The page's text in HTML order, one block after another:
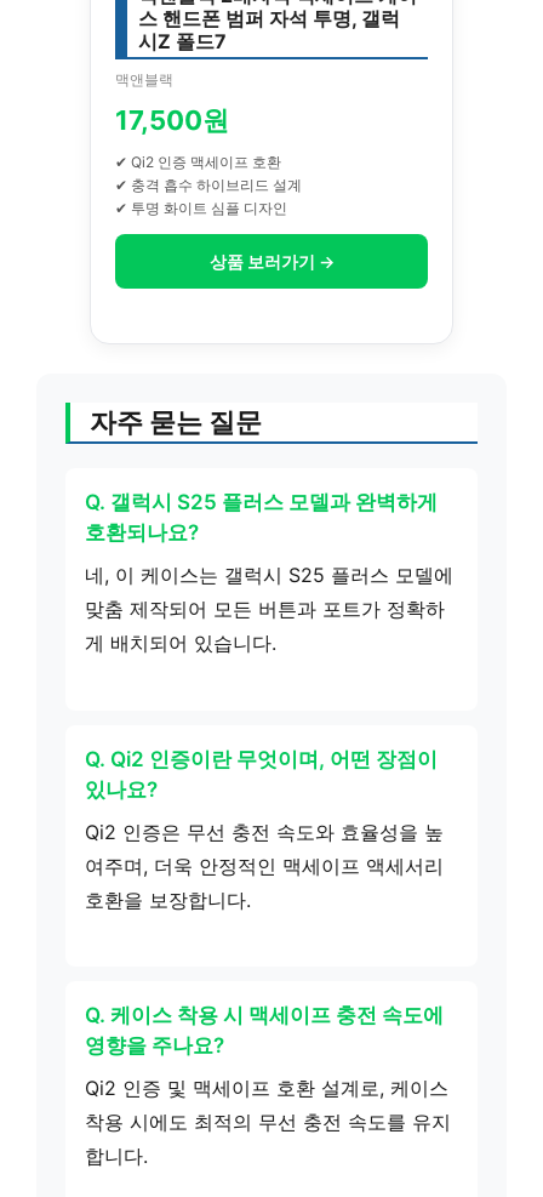
스 핸드폰 범퍼 자석 투명, 갤럭
시Z 폴드7
맥앤블랙
17,500원
✔ Qi2 인증 맥세이프 호환
✔ 충격 흡수 하이브리드 설계
✔ 투명 화이트 심플 디자인
상품 보러가기 →
자주 묻는 질문
Q. 갤럭시 S25 플러스 모델과 완벽하게
호환되나요?
네, 이 케이스는 갤럭시 S25 플러스 모델에
맞춤 제작되어 모든 버튼과 포트가 정확하
게 배치되어 있습니다.
Q. Qi2 인증이란 무엇이며, 어떤 장점이
있나요?
Qi2 인증은 무선 충전 속도와 효율성을 높
여주며, 더욱 안정적인 맥세이프 액세서리
호환을 보장합니다.
Q. 케이스 착용 시 맥세이프 충전 속도에
영향을 주나요?
Qi2 인증 및 맥세이프 호환 설계로, 케이스
착용 시에도 최적의 무선 충전 속도를 유지
합니다.